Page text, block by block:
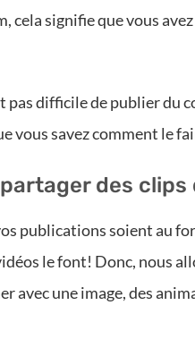
cela signifie que vous
pas difficile de publier du
vous savez comment le
des
publications soient au
le font! Donc, nous
avec une image, des